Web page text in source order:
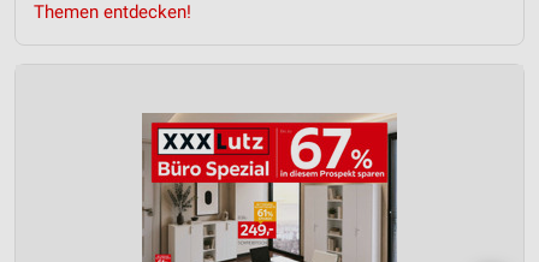
Themen entdecken!